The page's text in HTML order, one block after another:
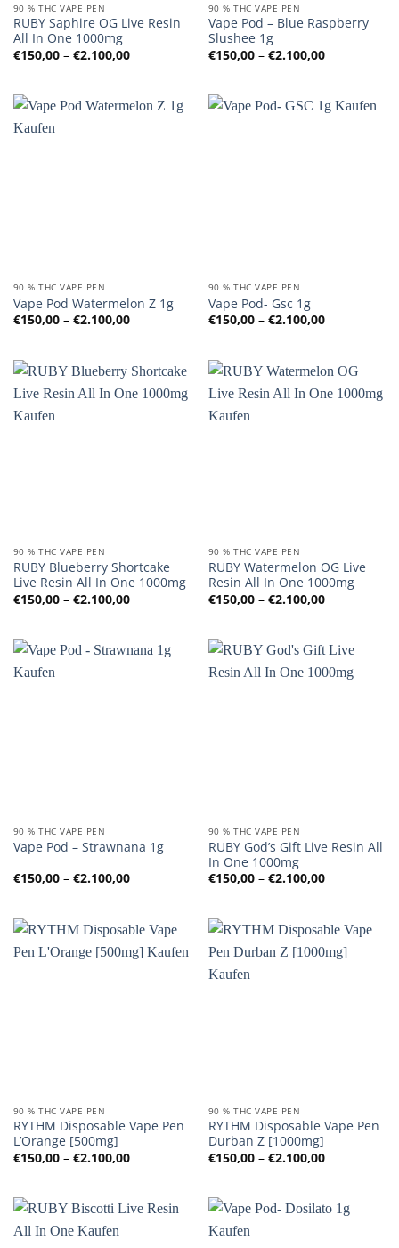
90 % THC VAPE PEN
RUBY Saphire OG Live Resin
All In One 1000mg
€150,00 – €2.100,00Preisspanne:
€150,00
90 % THC VAPE PEN
Vape Pod – Blue Raspberry
Slushee 1g
€150,00 – €2.100,00
€150,00
90 % THC VAPE PEN
Vape Pod Watermelon Z 1g
€150,00 – €2.100,00Preisspanne:
€150,00
90 % THC VAPE PEN
Vape Pod- Gsc 1g
€150,00 – €2.100,00
€150,00
90 % THC VAPE PEN
RUBY Blueberry Shortcake
Live Resin All In One 1000mg
€150,00 – €2.100,00Preisspanne:
€150,00
90 % THC VAPE PEN
RUBY Watermelon OG Live
Resin All In One 1000mg
€150,00 – €2.100,00
€150,00
90 % THC VAPE PEN
Vape Pod – Strawnana 1g
€150,00 – €2.100,00Preisspanne:
90 % THC VAPE PEN
RUBY God’s Gift Live Resin All
In One 1000mg
€150,00 – €2.100,00
90 % THC VAPE PEN
RYTHM Disposable Vape Pen
L’Orange [500mg]
€150,00 – €2.100,00Preisspanne:
€150,00
90 % THC VAPE PEN
RYTHM Disposable Vape Pen
Durban Z [1000mg]
€150,00 – €2.100,00
€150,00